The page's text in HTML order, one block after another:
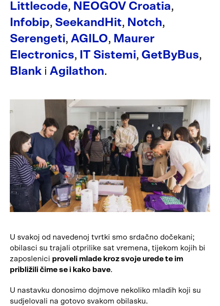
Littlecode, NEOGOV Croatia,
Infobip, SeekandHit, Notch,
Serengeti, AGILO, Maurer
Electronics, IT Sistemi, GetByBus,
Blank i Agilathon.
U svakoj od navedenoj tvrtki smo srdačno dočekani;
obilasci su trajali otprilike sat vremena, tijekom kojih bi
zaposlenici proveli mlade kroz svoje urede te im
približili čime se i kako bave.
U nastavku donosimo dojmove nekoliko mladih koji su
sudjelovali na gotovo svakom obilasku.